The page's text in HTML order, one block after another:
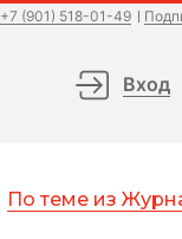
+7 (901) 518-01-49
Вход
По теме из